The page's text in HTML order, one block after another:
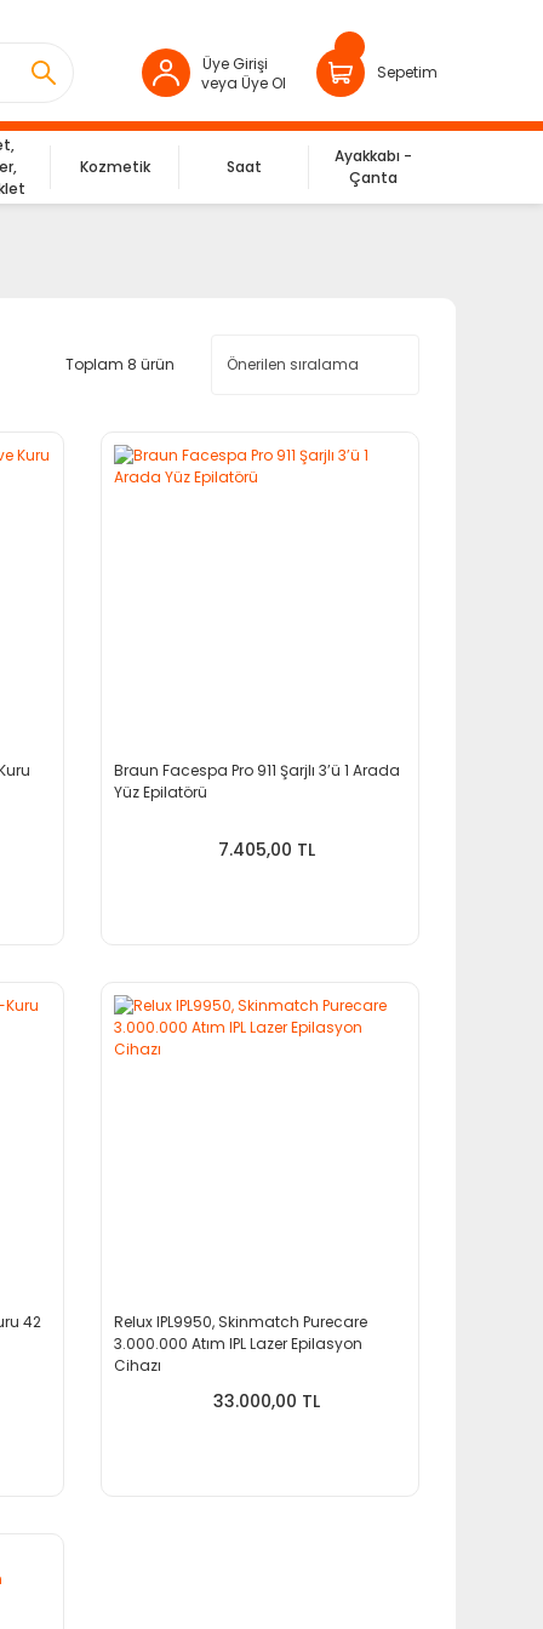
Üye Girişi
veya Üye Ol
Sepetim
Kozmetik Saat
Ayakkabı -
Çanta
Toplam 8 ürün
Braun Facespa Pro 911 Şarjlı 3’ü 1 Arada
Yüz Epilatörü
7.405,00 TL
42
Relux IPL9950, Skinmatch Purecare
3.000.000 Atım IPL Lazer Epilasyon
Cihazı
33.000,00 TL